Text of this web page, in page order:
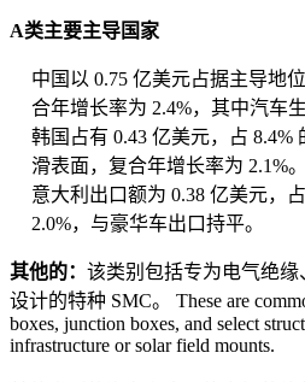
A类主要主导国家
中国以 0.75 亿美元占据主导地
合年增长率为 2.4%，其中汽车
韩国占有 0.43 亿美元，占 8.4%
滑表面，复合年增长率为 2.1%。
意大利出口额为 0.38 亿美元，
2.0%，与豪华车出口持平。
其他的： 该类别包括专为电气绝
设计的特种 SMC。 These are
boxes, junction boxes, and select
infrastructure or solar field mounts.